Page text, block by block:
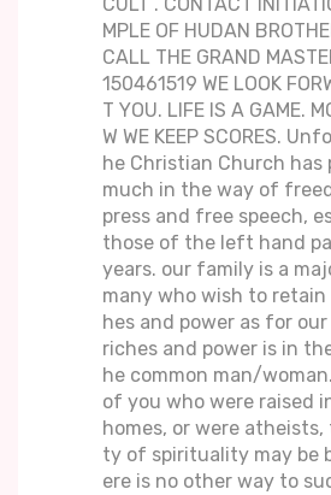
MPLE OF HUDAN
CALL THE GRAND
150461519 WE LOOK
T YOU. LIFE IS A GAME.
W WE KEEP SCORES.
he Christian Church has
much in the way of
press and free speech,
those of the left hand
years. our family is a
many who wish to
hes and power as for
riches and power is in
he common man/
of you who were raised
homes, or were
ty of spirituality may be
ere is no other way to